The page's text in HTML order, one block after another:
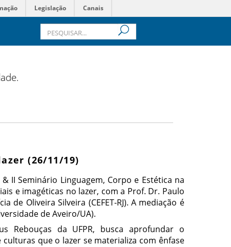
Legislação Canais
(26/11/19)
II Seminário Linguagem, Corpo e Estética na
e imagéticas no lazer, com a Prof. Dr. Paulo
de Oliveira Silveira (CEFET-RJ). A mediação é
de Aveiro/UA).
Rebouças da UFPR, busca aprofundar o
que o lazer se materializa com ênfase